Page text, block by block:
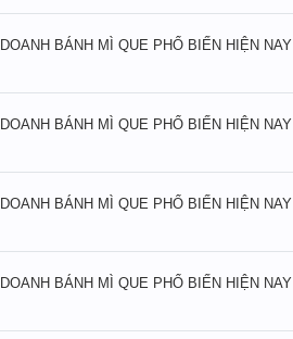
BÁNH MÌ QUE PHỔ BIẾN HIỆN NAY
BÁNH MÌ QUE PHỔ BIẾN HIỆN NAY
BÁNH MÌ QUE PHỔ BIẾN HIỆN NAY
BÁNH MÌ QUE PHỔ BIẾN HIỆN NAY